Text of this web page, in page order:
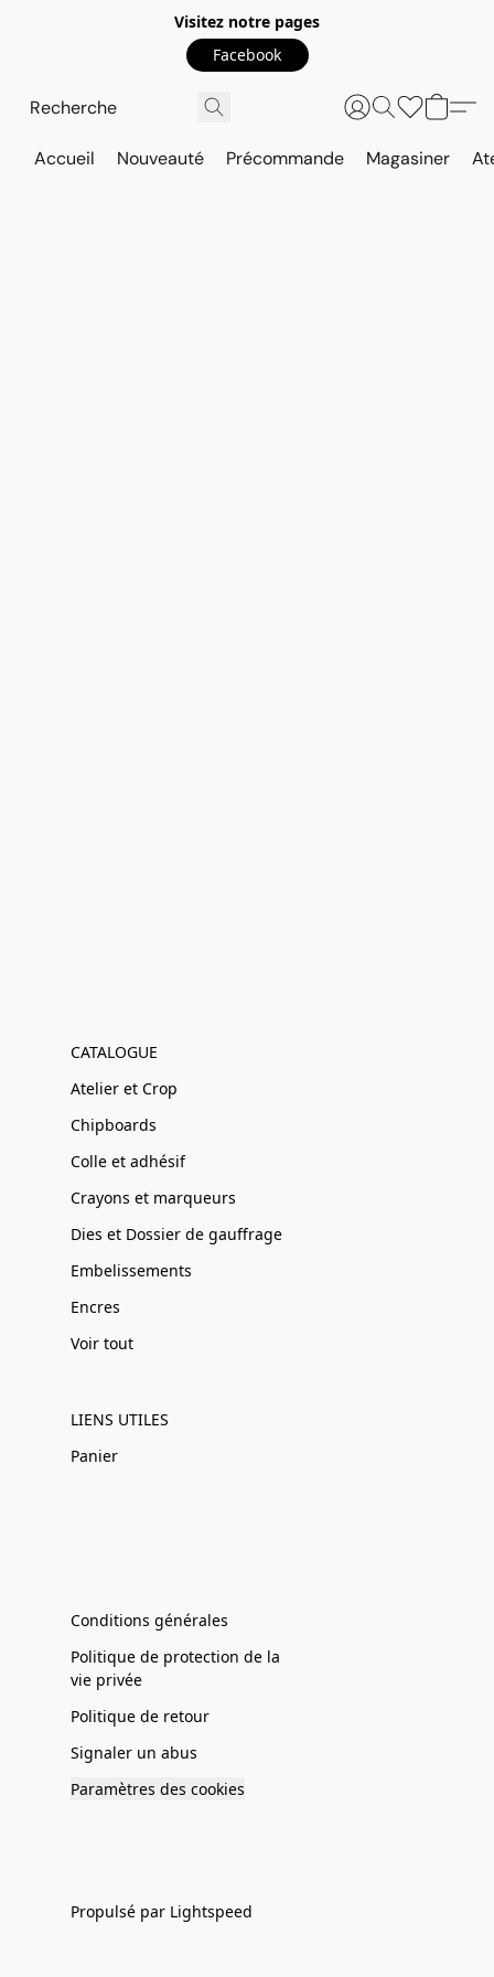
Visitez notre pages
Facebook
Accueil Nouveauté Précommande Magasiner
CATALOGUE
Atelier et Crop
Chipboards
Colle et adhésif
Crayons et marqueurs
Dies et Dossier de gauffrage
Embelissements
Encres
Voir tout
LIENS UTILES
Panier
Conditions générales
Politique de protection de la
vie privée
Politique de retour
Signaler un abus
Paramètres des cookies
Propulsé par Lightspeed